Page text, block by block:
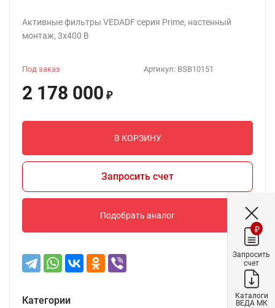
Активные фильтры VEDADF серия Prime, настенный
монтаж, 3х400 В
Артикул: BSB10151
Под заказ
2 178 000 ₽
В КОРЗИНУ
Запросить счет
Подобрать аналог
Категории
₽
Запросить
счет
Каталоги
ВЕДА МК